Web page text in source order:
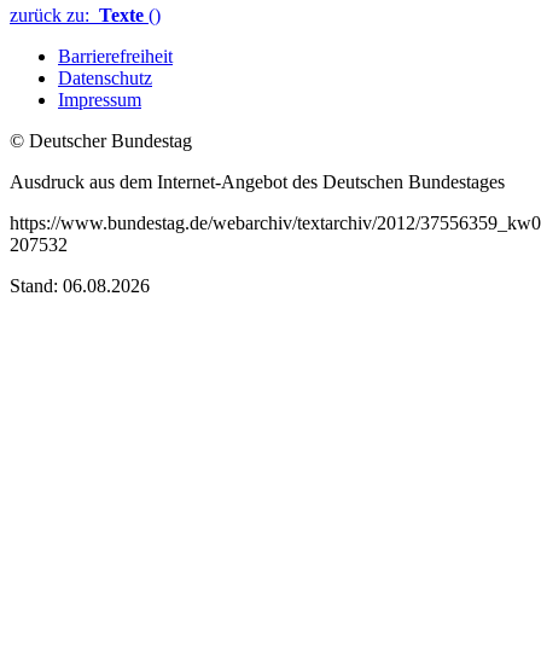
zurück zu: Texte ()
Barrierefreiheit
Datenschutz
Impressum
© Deutscher Bundestag
Ausdruck aus dem Internet-Angebot des Deutschen Bundestages
https://www.bundestag.de/webarchiv/textarchiv/2012/
207532
Stand: 06.08.2026